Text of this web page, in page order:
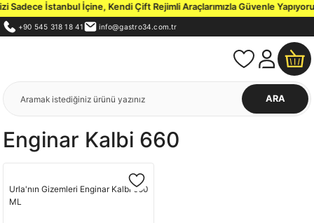
İstanbul İçine, Kendi Çift Rejimli Araçlarımızla Güvenle
+90 545 318 18 41 info@gastro34.com.tr
ARA
Enginar Kalbi 660
Urla'nın Gizemleri Enginar Kalbi 660
ML